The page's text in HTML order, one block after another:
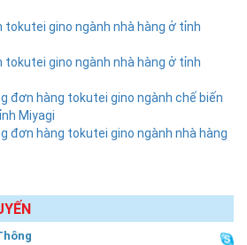
gino ngành nhà hàng ở tỉnh
gino ngành nhà hàng ở tỉnh
đơn hàng tokutei gino ngành chế biến
Miyagi
đơn hàng tokutei gino ngành nhà hàng